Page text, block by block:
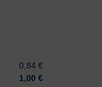
0,84 €
1,00 €